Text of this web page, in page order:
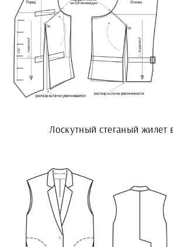
Лоскутный стеганый жилет